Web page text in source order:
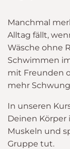
Manchmal
Alltag fällt,
Wäsche ohne
Schwimmen
mit Freunden
mehr
In unseren
Deinen Körper
Muskeln und
Gruppe tut.